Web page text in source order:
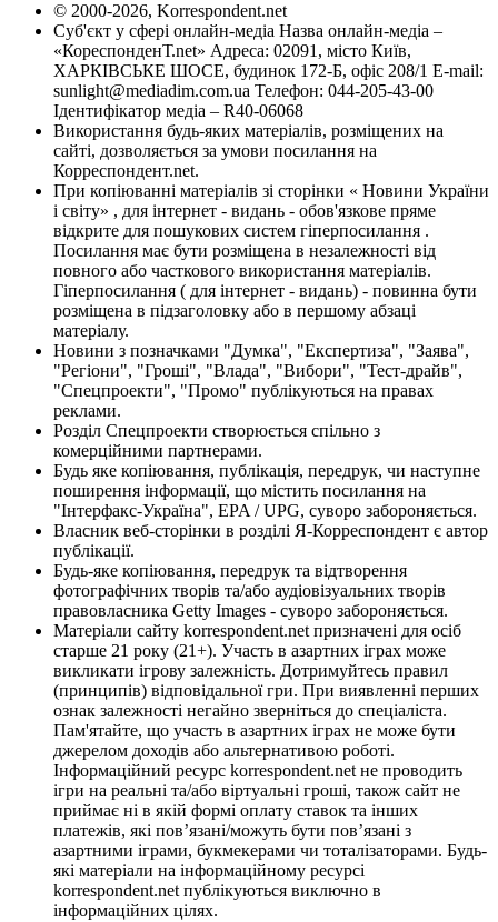
© 2000-2026, Korrespondent.net
Суб'єкт у сфері онлайн-медіа Назва онлайн-медіа –
«КореспонденТ.net» Адреса: 02091, місто Київ,
ХАРКІВСЬКЕ ШОСЕ, будинок 172-Б, офіс 208/1 E-mail:
sunlight@mediadim.com.ua Телефон: 044-205-43-00
Ідентифікатор медіа – R40-06068
Використання будь-яких матеріалів, розміщених на
сайті, дозволяється за умови посилання на
Корреспондент.net.
При копіюванні матеріалів зі сторінки « Новини України
і світу» , для інтернет - видань - обов'язкове пряме
відкрите для пошукових систем гіперпосилання .
Посилання має бути розміщена в незалежності від
повного або часткового використання матеріалів.
Гіперпосилання ( для інтернет - видань) - повинна бути
розміщена в підзаголовку або в першому абзаці
матеріалу.
Новини з позначками "Думка", "Експертиза", "Заява",
"Регіони", "Гроші", "Влада", "Вибори", "Тест-драйв",
"Спецпроекти", "Промо" публікуються на правах
реклами.
Розділ Спецпроекти створюється спільно з
комерційними партнерами.
Будь яке копіювання, публікація, передрук, чи наступне
поширення інформації, що містить посилання на
"Інтерфакс-Україна", EPA / UPG, суворо забороняється.
Власник веб-сторінки в розділі Я-Корреспондент є автор
публікації.
Будь-яке копіювання, передрук та відтворення
фотографічних творів та/або аудіовізуальних творів
правовласника Getty Images - суворо забороняється.
Матеріали сайту korrespondent.net призначені для осіб
старше 21 року (21+). Участь в азартних іграх може
викликати ігрову залежність. Дотримуйтесь правил
(принципів) відповідальної гри. При виявленні перших
ознак залежності негайно зверніться до спеціаліста.
Пам'ятайте, що участь в азартних іграх не може бути
джерелом доходів або альтернативою роботі.
Інформаційний ресурс korrespondent.net не проводить
ігри на реальні та/або віртуальні гроші, також сайт не
приймає ні в якій формі оплату ставок та інших
платежів, які пов’язані/можуть бути пов’язані з
азартними іграми, букмекерами чи тоталізаторами. Будь-
які матеріали на інформаційному ресурсі
korrespondent.net публікуються виключно в
інформаційних цілях.